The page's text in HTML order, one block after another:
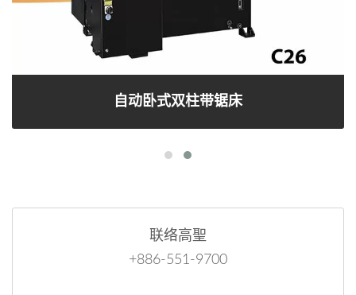
自动卧式双柱带锯床
联络高聖
+886-551-9700